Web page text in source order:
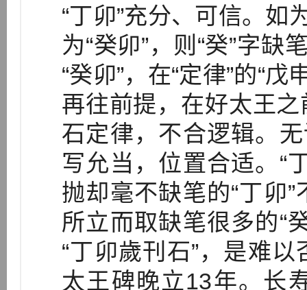
“丁卯”充分、可信。如
为“癸卯”，则“癸”字
“癸卯”，在“定律”的“
再往前提，在好太王
石定律，不合逻辑。
写允当，位置合适。“
抛却毫不缺笔的“丁卯
所立而取缺笔很多的“
“丁卯歲刊石”，是难
太王碑晚立13年。长